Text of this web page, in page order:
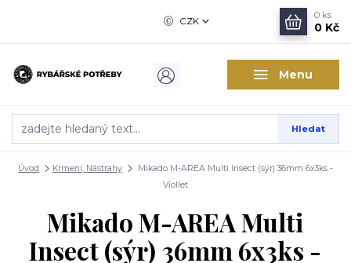
Menu
CZK
Hledat
0 ks
0 Kč
Úvod Krmení, Nástrahy
Mikado M-AREA Multi Insect (sýr) 36mm 6x3ks -
Viollet
Mikado M-AREA Multi
Insect (sýr) 36mm 6x3ks -